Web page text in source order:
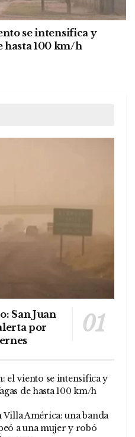
se intensifica y
hasta 100 km/h
San Juan
por
el viento se intensifica y
de hasta 100 km/h
Villa América: una banda
a una mujer y robó